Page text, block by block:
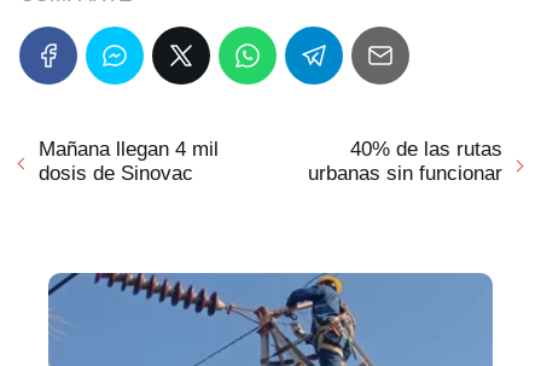
Mañana llegan 4 mil
dosis de Sinovac
40% de las rutas
urbanas sin funcionar